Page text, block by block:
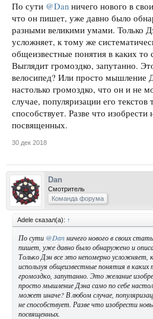
По сути @Dan ничего нового в
что он пишет, уже давно было
разными великими умами. Только
усложняет, к тому же
общеизвестные понятия в каких то
Выглядит громоздко, запутанно.
велосипед? Или просто мышление
настолько громоздко, что он и не
случае, популяризации его текстов
способствует. Разве что
посвященных.
30 дек 2018
Dan
Смотритель
Команда форума
Adele сказал(а): ↑
По сути @Danничего нового в своих
пишет, уже давно было обнаружено и
Только Дэн все это непомерно
используя общеизвестные понятия в каких
громоздко, запутанно. Это желание
просто мышление Дэна само по себе
может иначе? В любом случае,
не способствует. Разве что изобрести
посвященных.